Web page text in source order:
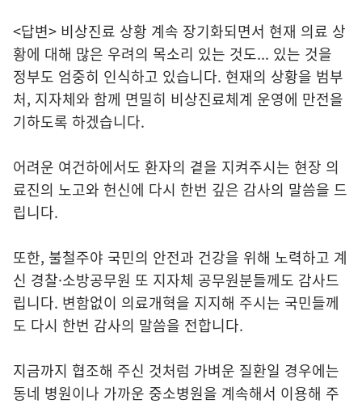
<답변> 비상진료 상황 계속 장기화되면서 현재 의료 상
황에 대해 많은 우려의 목소리 있는 것도... 있는 것을
정부도 엄중히 인식하고 있습니다. 현재의 상황을 범부
처, 지자체와 함께 면밀히 비상진료체계 운영에 만전을
기하도록 하겠습니다.
어려운 여건하에서도 환자의 곁을 지켜주시는 현장 의
료진의 노고와 헌신에 다시 한번 깊은 감사의 말씀을 드
립니다.
또한, 불철주야 국민의 안전과 건강을 위해 노력하고 계
신 경찰·소방공무원 또 지자체 공무원분들께도 감사드
립니다. 변함없이 의료개혁을 지지해 주시는 국민들께
도 다시 한번 감사의 말씀을 전합니다.
지금까지 협조해 주신 것처럼 가벼운 질환일 경우에는
동네 병원이나 가까운 중소병원을 계속해서 이용해 주